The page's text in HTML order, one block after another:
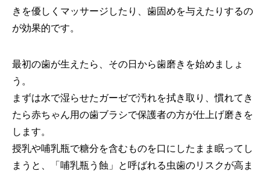
きを優しくマッサージしたり、歯固めを与えたりするの
が効果的です。
最初の歯が生えたら、その日から歯磨きを始めましょ
う。
まずは水で湿らせたガーゼで汚れを拭き取り、慣れてき
たら赤ちゃん用の歯ブラシで保護者の方が仕上げ磨きを
します。
授乳や哺乳瓶で糖分を含むものを口にしたまま眠ってし
まうと、「哺乳瓶う蝕」と呼ばれる虫歯のリスクが高ま